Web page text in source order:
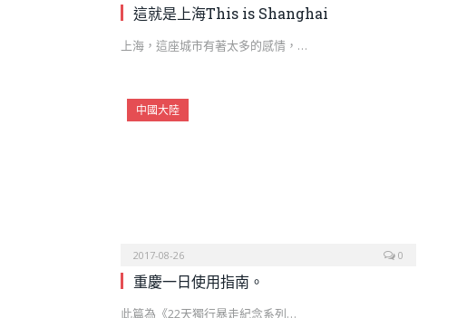
這就是上海This is Shanghai
上海，這座城市有著太多的感情，…
中國大陸
2017-08-26 0
重慶一日使用指南。
此篇為《22天獨行暴走紀念系列…